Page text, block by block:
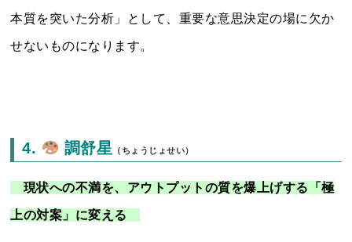
本質を突いた分析」として、重要な意思決定の場に欠か
せないものになります。
4. 調舒星 （ちょうじょせい）
現状への不満を、アウトプットの質を爆上げする「極
上の対案」に変える